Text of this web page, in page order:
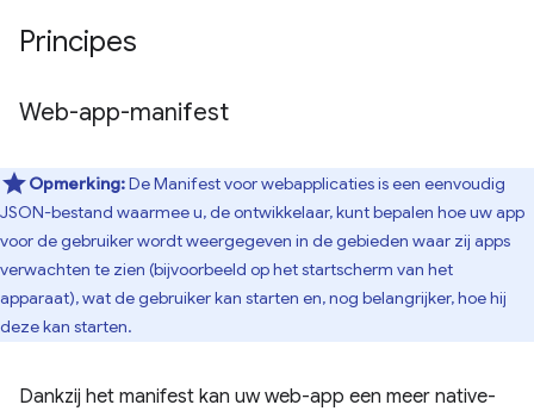
Principes
Web-app-manifest
Opmerking:De Manifest voor webapplicaties is een eenvoudig
JSON-bestand waarmee u, de ontwikkelaar, kunt bepalen hoe uw app
voor de gebruiker wordt weergegeven in de gebieden waar zij apps
verwachten te zien (bijvoorbeeld op het startscherm van het
apparaat), wat de gebruiker kan starten en, nog belangrijker, hoe hij
deze kan starten.
Dankzij het manifest kan uw web-app een meer native-